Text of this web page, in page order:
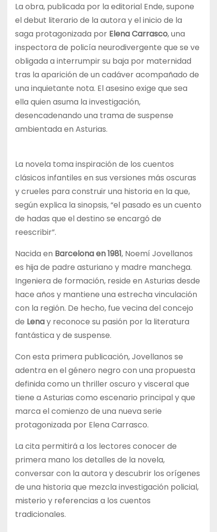
La obra, publicada por la editorial Ende, supone
el debut literario de la autora y el inicio de la
saga protagonizada por Elena Carrasco, una
inspectora de policía neurodivergente que se ve
obligada a interrumpir su baja por maternidad
tras la aparición de un cadáver acompañado de
una inquietante nota. El asesino exige que sea
ella quien asuma la investigación,
desencadenando una trama de suspense
ambientada en Asturias.
La novela toma inspiración de los cuentos
clásicos infantiles en sus versiones más oscuras
y crueles para construir una historia en la que,
según explica la sinopsis, “el pasado es un cuento
de hadas que el destino se encargó de
reescribir”.
Nacida en Barcelona en 1981, Noemí Jovellanos
es hija de padre asturiano y madre manchega.
Ingeniera de formación, reside en Asturias desde
hace años y mantiene una estrecha vinculación
con la región. De hecho, fue vecina del concejo
de Lenay reconoce su pasión por la literatura
fantástica y de suspense.
Con esta primera publicación, Jovellanos se
adentra en el género negro con una propuesta
definida como un thriller oscuro y visceral que
tiene a Asturias como escenario principal y que
marca el comienzo de una nueva serie
protagonizada por Elena Carrasco.
La cita permitirá a los lectores conocer de
primera mano los detalles de la novela,
conversar con la autora y descubrir los orígenes
de una historia que mezcla investigación policial,
misterio y referencias a los cuentos
tradicionales.